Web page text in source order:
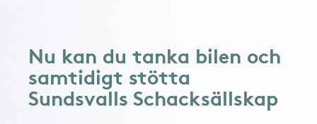
Nu kan du tanka bilen och
samtidigt stötta
Sundsvalls Schacksällskap